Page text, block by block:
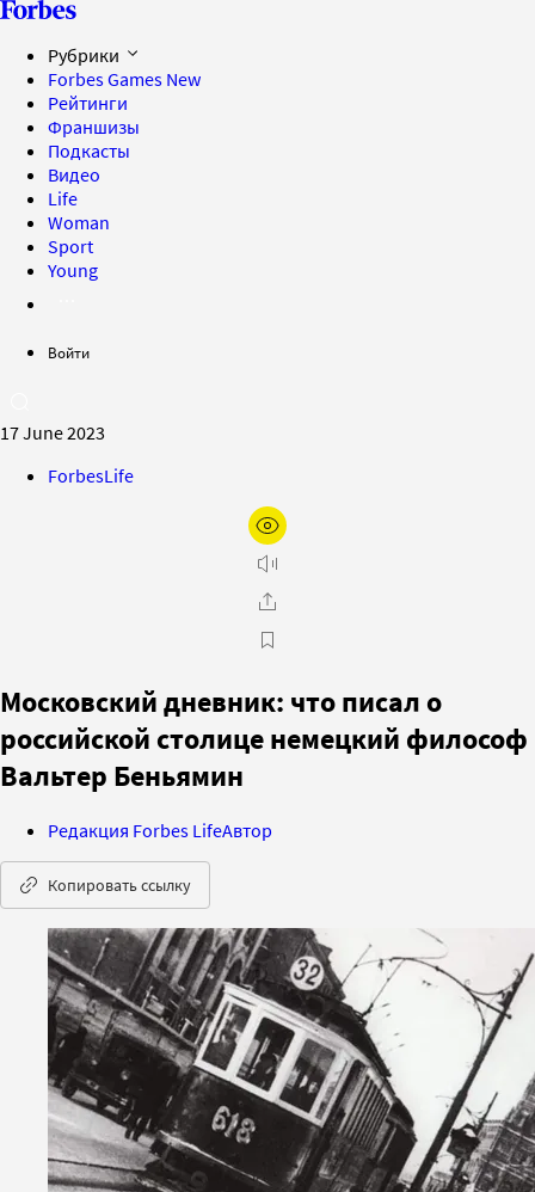
Рубрики
Forbes Games New
Рейтинги
Франшизы
Подкасты
Видео
Life
Woman
Sport
Young
Войти
17 June 2023
ForbesLife
Московский дневник: что писал о
российской столице немецкий философ
Вальтер Беньямин
Редакция Forbes LifeАвтор
Копировать ссылку